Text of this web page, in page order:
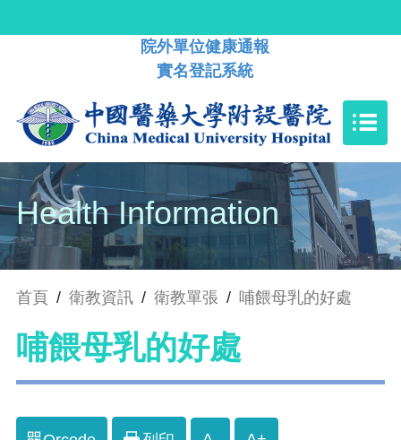
院外單位健康通報
實名登記系統
Health Information
首頁 / 衛教資訊 / 衛教單張 / 哺餵母乳的好處
哺餵母乳的好處